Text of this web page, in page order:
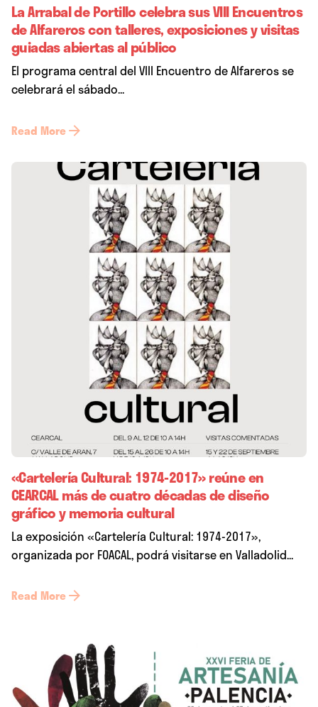
La Arrabal de Portillo celebra sus VIII Encuentros
de Alfareros con talleres, exposiciones y visitas
guiadas abiertas al público
El programa central del VIII Encuentro de Alfareros se
celebrará el sábado...
Read More
«Cartelería Cultural: 1974-2017» reúne en
CEARCAL más de cuatro décadas de diseño
gráfico y memoria cultural
La exposición «Cartelería Cultural: 1974-2017»,
organizada por FOACAL, podrá visitarse en Valladolid...
Read More